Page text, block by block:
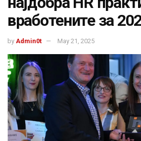
вработените за
by Admin0t May 21, 2025